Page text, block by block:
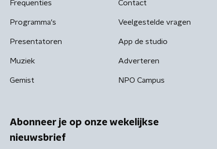
Frequenties
Programma's
Presentatoren
Muziek
Gemist
Contact
Veelgestelde vragen
App de studio
Adverteren
NPO Campus
Abonneer je op onze wekelijkse
nieuwsbrief